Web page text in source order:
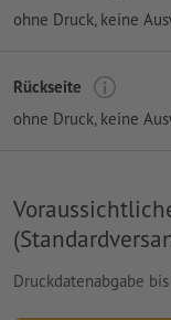
ohne Druck, keine
Rückseite
ohne Druck, keine
Druckdatenabgabe